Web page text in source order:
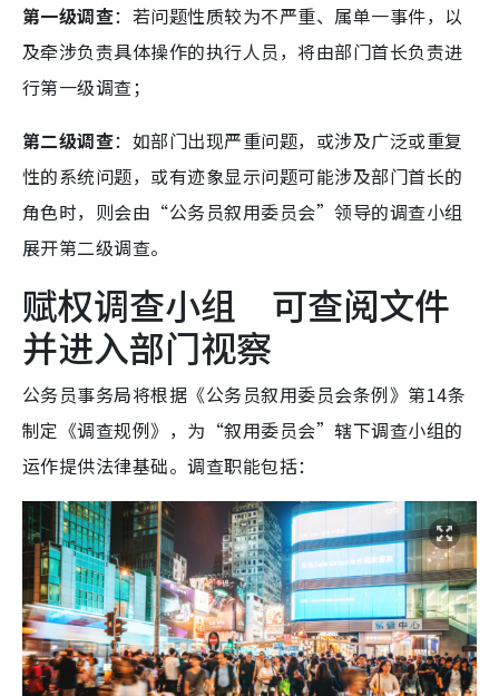
第一级调查：若问题性质较为不严重、属单一事件，以
及牵涉负责具体操作的执行人员，将由部门首长负责进
行第一级调查；
第二级调查：如部门出现严重问题，或涉及广泛或重复
性的系统问题，或有迹象显示问题可能涉及部门首长的
角色时，则会由“公务员叙用委员会”领导的调查小组
展开第二级调查。
赋权调查小组 可查阅文件
并进入部门视察
公务员事务局将根据《公务员叙用委员会条例》第14条
制定《调查规例》，为“叙用委员会”辖下调查小组的
运作提供法律基础。调查职能包括：